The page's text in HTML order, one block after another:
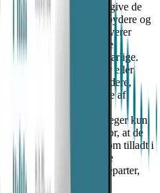
Vi kan videregive de
til vores tjenesteudbydere og
på vores vegne eller leverer
med henblik på at levere
eller dataansvarlige.
der hoster eller
analyseudbydere,
udbydere af
rådgivere. Vi udpeger kun
garantier for, at de
og kun behandle data som tilladt i
kan især videregive de
ovenfor, til de tredjeparter,